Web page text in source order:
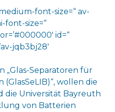
font-size=“ av-
font-size=“
id=“
jqb3bj28′
„Glas-Separatoren für
wollen die
die Universität Bayreuth
von Batterien